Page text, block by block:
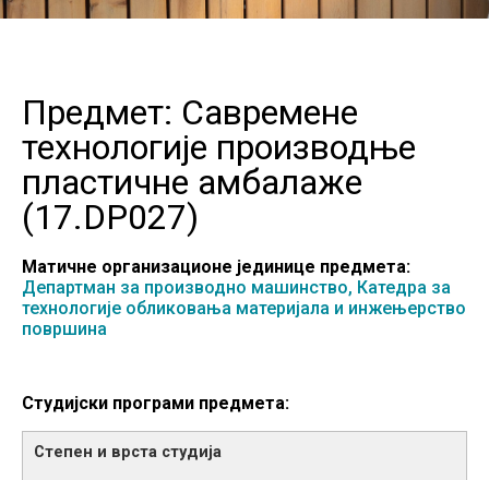
Предмет: Савремене
технологије производње
пластичне амбалаже
(17.DP027)
Матичне организационе јединице предмета:
Департман за производно машинство, Катедра за
технологије обликовања материјала и инжењерство
површина
Студијски програми предмета: